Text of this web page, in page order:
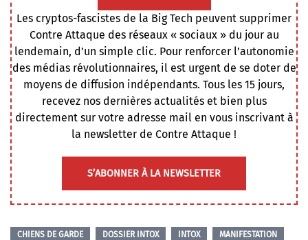
Les cryptos-fascistes de la Big Tech peuvent supprimer
Contre Attaque des réseaux « sociaux » du jour au
lendemain, d’un simple clic. Pour renforcer l’autonomie
des médias révolutionnaires, il est urgent de se doter de
moyens de diffusion indépendants. Tous les 15 jours,
recevez nos dernières actualités et bien plus
directement sur votre adresse mail en vous inscrivant à
la newsletter de Contre Attaque !
S’ABONNER À LA NEWSLETTER
CHIENS DE GARDE DOSSIER INTOX INTOX
MANIFESTATION